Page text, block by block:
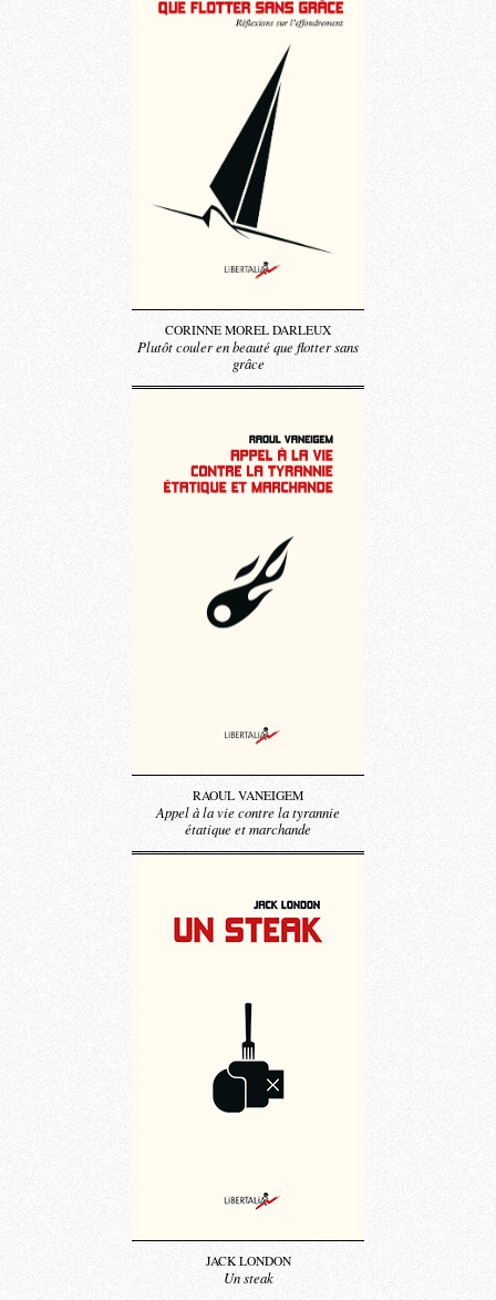
CORINNE MOREL DARLEUX
Plutôt couler en beauté que flotter sans
grâce
RAOUL VANEIGEM
Appel à la vie contre la tyrannie
étatique et marchande
JACK LONDON
Un steak